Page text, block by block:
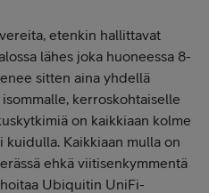
etenkin hallittavat
lähes joka huoneessa 8-
sitten aina yhdellä
kerroskohtaiselle
on kaikkiaan kolme
Kaikkiaan mulla on
ehkä viitisenkymmentä
Ubiquitin UniFi-